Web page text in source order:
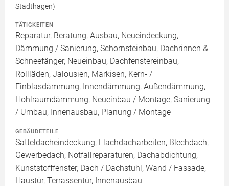
Stadthagen)
TÄTIGKEITEN
Reparatur, Beratung, Ausbau, Neueindeckung,
Dämmung / Sanierung, Schornsteinbau, Dachrinnen &
Schneefänger, Neueinbau, Dachfenstereinbau,
Rollläden, Jalousien, Markisen, Kern- /
Einblasdämmung, Innendämmung, Außendämmung,
Hohlraumdämmung, Neueinbau / Montage, Sanierung
/ Umbau, Innenausbau, Planung / Montage
GEBÄUDETEILE
Satteldacheindeckung, Flachdacharbeiten, Blechdach,
Gewerbedach, Notfallreparaturen, Dachabdichtung,
Kunststofffenster, Dach / Dachstuhl, Wand / Fassade,
Haustür, Terrassentür, Innenausbau